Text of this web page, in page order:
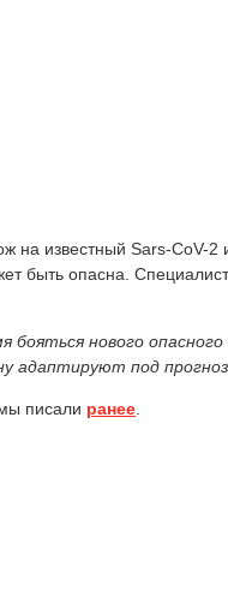
известный Sars-CoV-
быть опасна.
бояться нового
адаптируют под
писали ранее